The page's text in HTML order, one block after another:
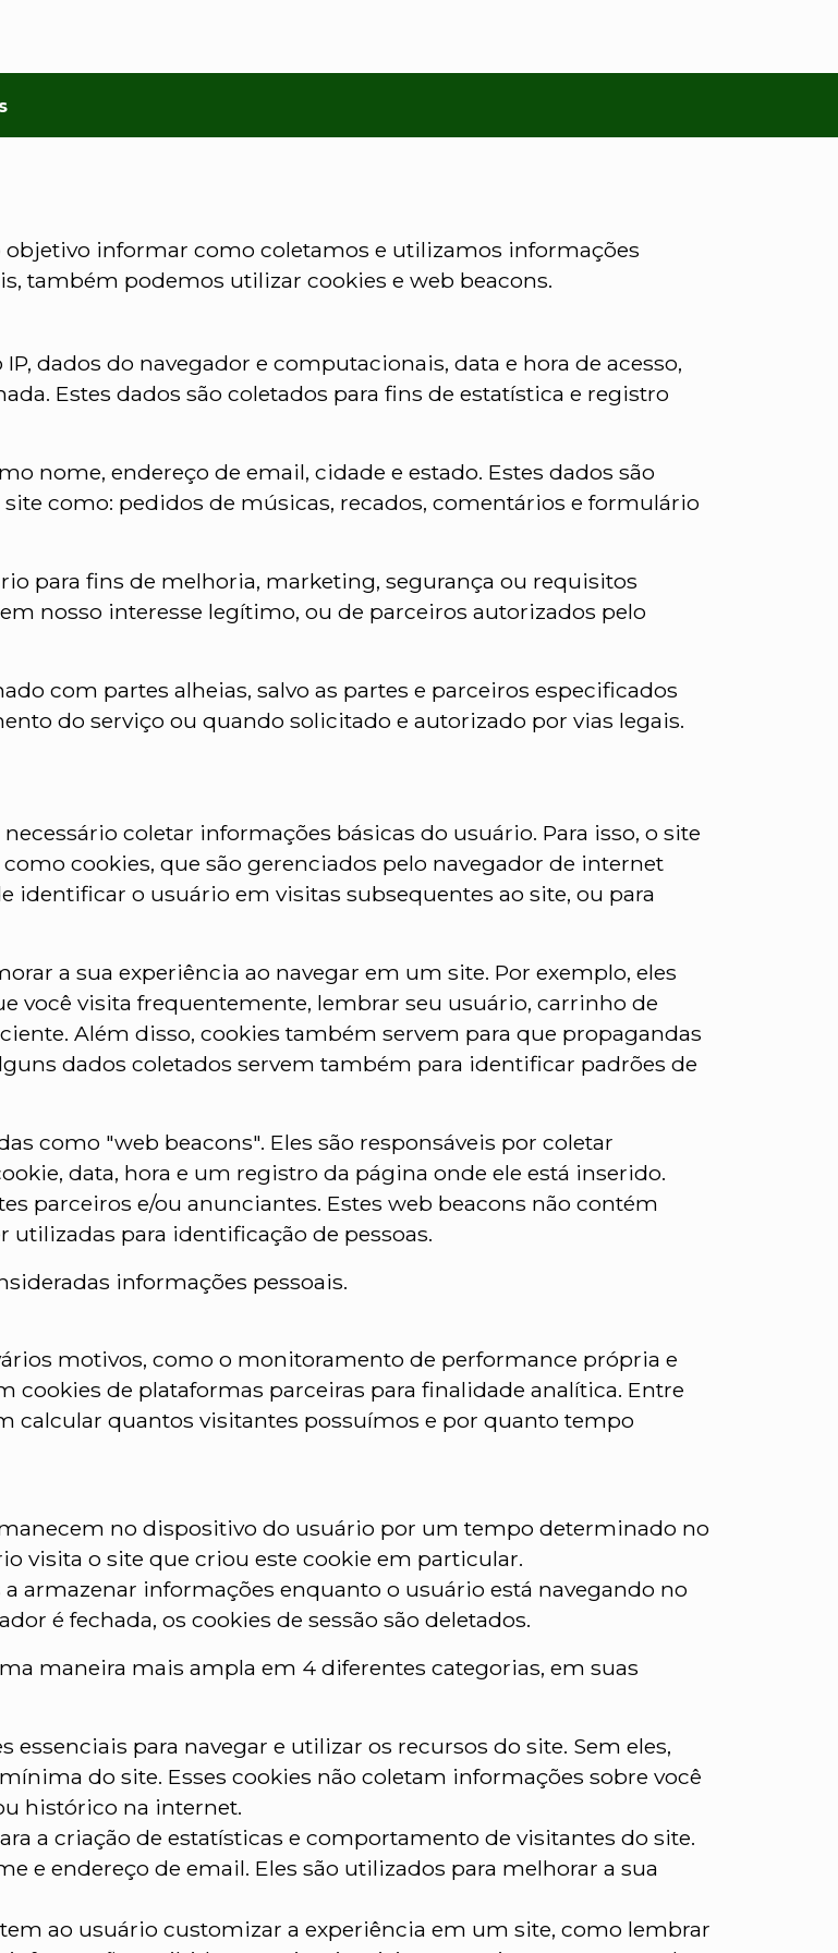
informar como coletamos e utilizamos informações
também podemos utilizar cookies e web beacons.
dados do navegador e computacionais, data e hora de acesso,
Estes dados são coletados para fins de estatística e registro
nome, endereço de email, cidade e estado. Estes dados são
como: pedidos de músicas, recados, comentários e formulário
para fins de melhoria, marketing, segurança ou requisitos
nosso interesse legítimo, ou de parceiros autorizados pelo
com partes alheias, salvo as partes e parceiros especificados
do serviço ou quando solicitado e autorizado por vias legais.
coletar informações básicas do usuário. Para isso, o site
cookies, que são gerenciados pelo navegador de internet
identificar o usuário em visitas subsequentes ao site, ou para
a sua experiência ao navegar em um site. Por exemplo, eles
você visita frequentemente, lembrar seu usuário, carrinho de
Além disso, cookies também servem para que propagandas
dados coletados servem também para identificar padrões de
como "web beacons". Eles são responsáveis por coletar
data, hora e um registro da página onde ele está inserido.
parceiros e/ou anunciantes. Estes web beacons não contém
para identificação de pessoas.
informações pessoais.
motivos, como o monitoramento de performance própria e
cookies de plataformas parceiras para finalidade analítica. Entre
calcular quantos visitantes possuímos e por quanto tempo
no dispositivo do usuário por um tempo determinado no
visita o site que criou este cookie em particular.
a armazenar informações enquanto o usuário está navegando no
é fechada, os cookies de sessão são deletados.
maneira mais ampla em 4 diferentes categorias, em suas
essenciais para navegar e utilizar os recursos do site. Sem eles,
do site. Esses cookies não coletam informações sobre você
histórico na internet.
a criação de estatísticas e comportamento de visitantes do site.
e endereço de email. Eles são utilizados para melhorar a sua
ao usuário customizar a experiência em um site, como lembrar